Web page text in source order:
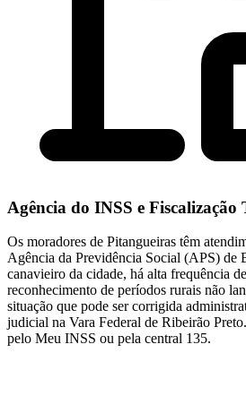
Agência do INSS e Fiscalização
Os moradores de Pitangueiras têm
Agência da Previdência Social (APS) de
canavieiro da cidade, há alta frequência
reconhecimento de períodos rurais não
situação que pode ser corrigida
judicial na Vara Federal de Ribeirão
pelo Meu INSS ou pela central 135.